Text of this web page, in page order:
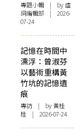
專題小輯 | by 虛
詞編輯部 | 2026-
07-24
記憶在時間中
漂浮：曾淑芬
以藝術重構黃
竹坑的記憶遺
痕
專訪 | by 黃桂
桂 | 2026-07-24